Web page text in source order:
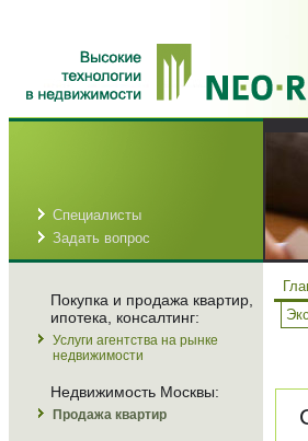
Специалисты
Задать вопрос
Покупка и продажа квартир,
ипотека, консалтинг:
Услуги агентства на рынке
недвижимости
Недвижимость Москвы:
Продажа квартир